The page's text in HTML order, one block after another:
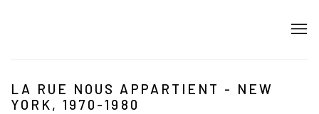
LA RUE NOUS APPARTIENT - NEW
YORK, 1970-1980